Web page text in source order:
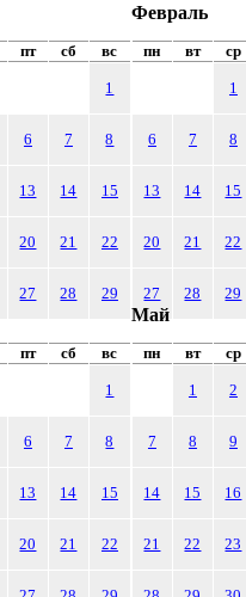
пт сб вс
1
6 7 8
13 14 15
20 21 22
27 28 29
Февраль
пн вт ср
1
6 7 8
13 14 15
20 21 22
27 28 29
пт сб вс
1
6 7 8
13 14 15
20 21 22
Май
пн вт ср
1 2
7 8 9
14 15 16
21 22 23